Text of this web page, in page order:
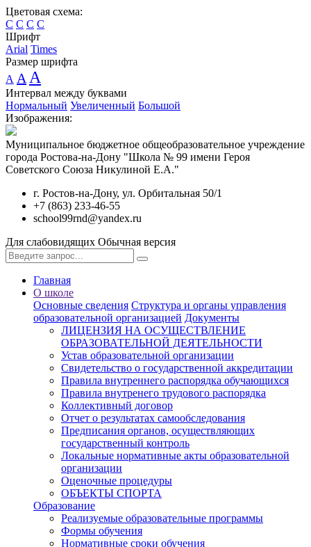
Цветовая схема:
C C C C
Шрифт
Arial Times
Размер шрифта
A A A
Интервал между буквами
Нормальный Увеличенный Большой
Изображения:
Муниципальное бюджетное общеобразовательное учреждение
города Ростова-на-Дону "Школа № 99 имени Героя
Советского Союза Никулиной Е.А."
г. Ростов-на-Дону, ул. Орбитальная 50/1
+7 (863) 233-46-55
school99rnd@yandex.ru
Для слабовидящих Обычная версия
Главная
О школе
Основные сведения Структура и органы управления
образовательной организацией Документы
ЛИЦЕНЗИЯ НА ОСУЩЕСТВЛЕНИЕ
ОБРАЗОВАТЕЛЬНОЙ ДЕЯТЕЛЬНОСТИ
Устав образовательной организации
Свидетельство о государственной аккредитации
Правила внутреннего распорядка обучающихся
Правила внутренего трудового распорядка
Коллективный договор
Отчет о результатах самообследования
Предписания органов, осуществляющих
государственный контроль
Локальные нормативные акты образовательной
организации
Оценочные процедуры
ОБЪЕКТЫ СПОРТА
Образование
Реализуемые образовательные программы
Формы обучения
Нормативные сроки обучения